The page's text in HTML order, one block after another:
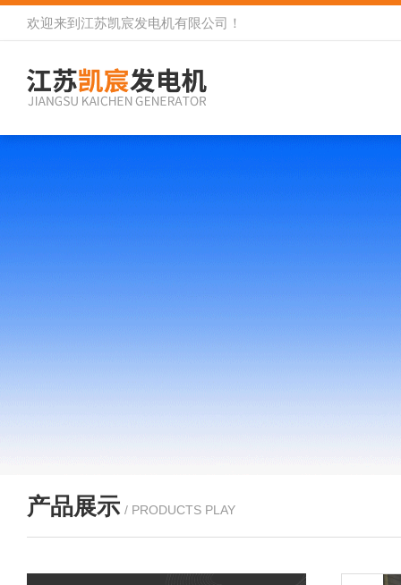
欢迎来到 江苏凯宸发电机有限公司 ！
产品展示 / PRODUCTS PLAY